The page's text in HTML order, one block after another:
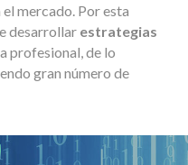
mercado. Por esta
desarrollar estrategias
profesional, de lo
gran número de